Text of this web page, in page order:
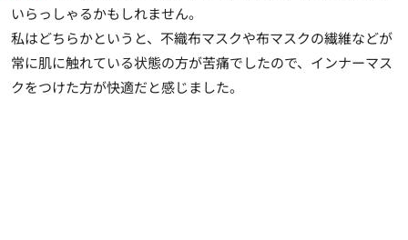
いらっしゃるかもしれません。
私はどちらかというと、不織布マスクや布マスクの繊維などが
常に肌に触れている状態の方が苦痛でしたので、インナーマス
クをつけた方が快適だと感じました。